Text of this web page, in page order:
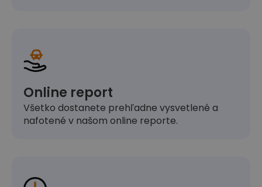
Online report
Všetko dostanete prehľadne vysvetlené a
nafotené v našom online reporte.